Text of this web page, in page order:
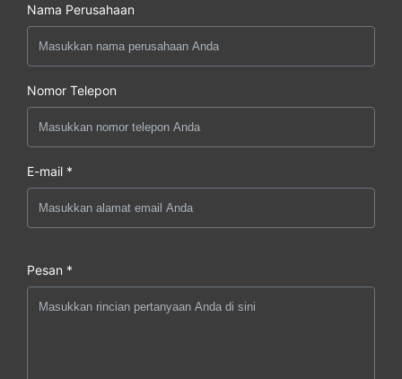
Nama Perusahaan
Nomor Telepon
E-mail *
Pesan *